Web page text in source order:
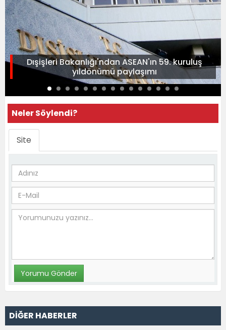
Dışişleri Bakanlığı'ndan ASEAN'ın 59. kuruluş
yıldönümü paylaşımı
Neler Söylendi?
Site
DİĞER HABERLER